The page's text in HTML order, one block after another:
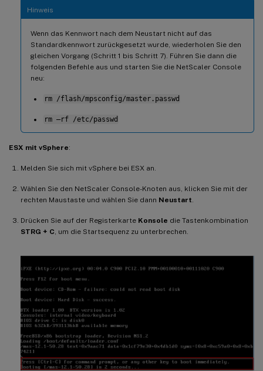
Hinweis
Wenn das Kennwort nach dem Neustart nicht auf das
Standardkennwort zurückgesetzt wurde, wiederholen Sie den
gleichen Vorgang (Schritt 1 bis Schritt 7). Führen Sie dann die
folgenden Befehle aus und starten Sie die NetScaler Console
neu:
rm /flash/mpsconfig/master.passwd
rm –rf /etc/passwd
ESX mit vSphere:
Melden Sie sich mit vSphere bei ESX an.
Wählen Sie den NetScaler Console-Knoten aus, klicken Sie mit der
rechten Maustaste und wählen Sie dann Neustart.
Drücken Sie auf der Registerkarte Konsole die Tastenkombination
STRG + C, um die Startsequenz zu unterbrechen.